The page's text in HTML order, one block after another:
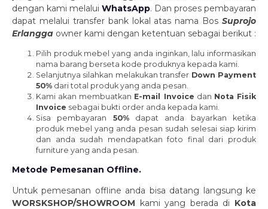
dengan kami melalui WhatsApp. Dan proses pembayaran
dapat melalui transfer bank lokal atas nama Bos Suprojo
Erlangga owner kami dengan ketentuan sebagai berikut :
Pilih produk mebel yang anda inginkan, lalu informasikan
nama barang berseta kode produknya kepada kami.
Selanjutnya silahkan melakukan transfer Down Payment
50% dari total produk yang anda pesan.
Kami akan membuatkan E-mail Invoice dan Nota Fisik
Invoice sebagai bukti order anda kepada kami.
Sisa pembayaran 50%dapat anda bayarkan ketika
produk mebel yang anda pesan sudah selesai siap kirim
dan anda sudah mendapatkan foto final dari produk
furniture yang anda pesan.
Metode Pemesanan Offline.
Untuk pemesanan offline anda bisa datang langsung ke
WORSKSHOP/SHOWROOM kami yang berada di Kota